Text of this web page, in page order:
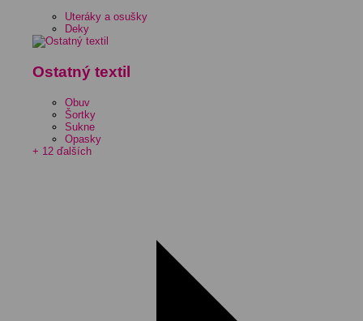
Uteráky a osušky
Deky
Ostatný textil
Obuv
Šortky
Sukne
Opasky
+ 12 ďalších